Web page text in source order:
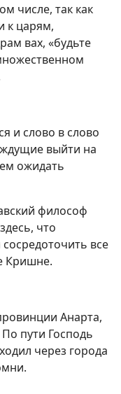
числе, так как
к царям,
вах, «будьте
и слово в слово
выйти на
ожидать
философ
что
все
Кришне.
Анарта,
пути Господь
через города